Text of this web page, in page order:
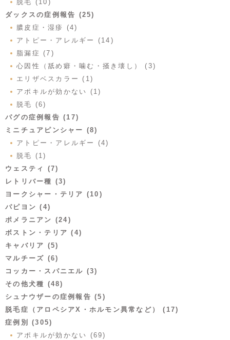
脱毛 (10)
ダックスの症例報告 (25)
膿皮症・湿疹 (4)
アトピー・アレルギー (14)
脂漏症 (7)
心因性（舐め癖・噛む・掻き壊し） (3)
エリザベスカラー (1)
アポキルが効かない (1)
脱毛 (6)
パグの症例報告 (17)
ミニチュアピンシャー (8)
アトピー・アレルギー (4)
脱毛 (1)
ウェスティ (7)
レトリバー種 (3)
ヨークシャー・テリア (10)
パピヨン (4)
ポメラニアン (24)
ボストン・テリア (4)
キャバリア (5)
マルチーズ (6)
コッカー・スパニエル (3)
その他犬種 (48)
シュナウザーの症例報告 (5)
脱毛症（アロペシアX・ホルモン異常など） (17)
症例別 (305)
アポキルが効かない (69)